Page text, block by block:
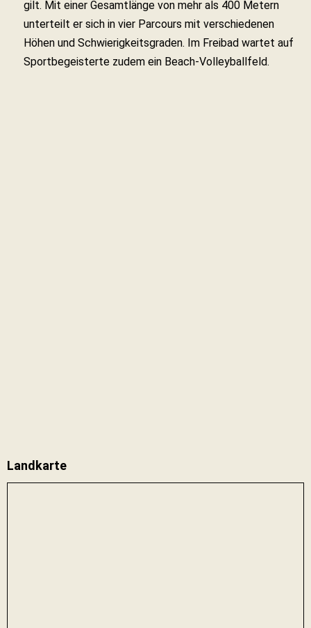
gilt. Mit einer Gesamtlänge von mehr als 400 Metern
unterteilt er sich in vier Parcours mit verschiedenen
Höhen und Schwierigkeitsgraden. Im Freibad wartet auf
Sportbegeisterte zudem ein Beach-Volleyballfeld.
Landkarte